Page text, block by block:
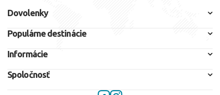
Dovolenky
Populárne destinácie
Informácie
Spoločnosť